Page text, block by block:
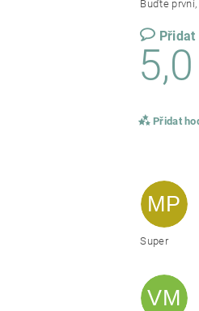
Buďte
5,0
Přidat
MP
Super
VM